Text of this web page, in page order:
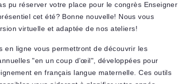
pu réserver votre place pour le congrès Enseigner
cet été? Bonne nouvelle! Nous vous
virtuelle et adaptée de nos ateliers!
en ligne vous permettront de découvrir les
"en un coup d’œil", développées pour
en français langue maternelle. Ces outils